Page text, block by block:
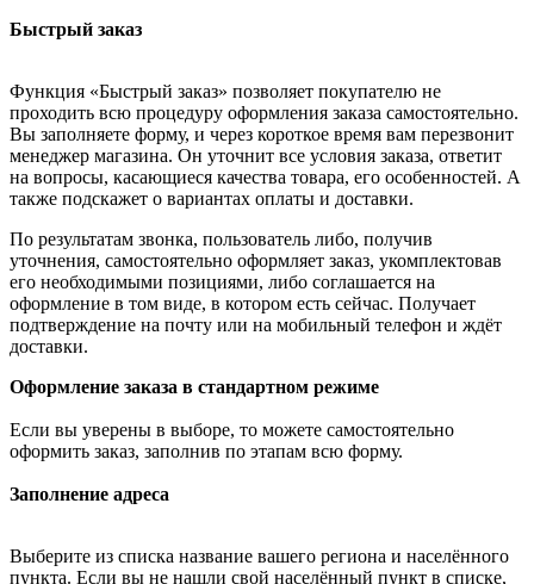
Быстрый заказ
Функция «Быстрый заказ» позволяет покупателю не
проходить всю процедуру оформления заказа самостоятельно.
Вы заполняете форму, и через короткое время вам перезвонит
менеджер магазина. Он уточнит все условия заказа, ответит
на вопросы, касающиеся качества товара, его особенностей. А
также подскажет о вариантах оплаты и доставки.
По результатам звонка, пользователь либо, получив
уточнения, самостоятельно оформляет заказ, укомплектовав
его необходимыми позициями, либо соглашается на
оформление в том виде, в котором есть сейчас. Получает
подтверждение на почту или на мобильный телефон и ждёт
доставки.
Оформление заказа в стандартном режиме
Если вы уверены в выборе, то можете самостоятельно
оформить заказ, заполнив по этапам всю форму.
Заполнение адреса
Выберите из списка название вашего региона и населённого
пункта. Если вы не нашли свой населённый пункт в списке,